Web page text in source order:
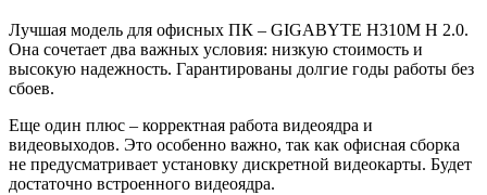
Лучшая модель для офисных ПК – GIGABYTE H310M H 2.0.
Она сочетает два важных условия: низкую стоимость и
высокую надежность. Гарантированы долгие годы работы без
сбоев.
Еще один плюс – корректная работа видеоядра и
видеовыходов. Это особенно важно, так как офисная сборка
не предусматривает установку дискретной видеокарты. Будет
достаточно встроенного видеоядра.